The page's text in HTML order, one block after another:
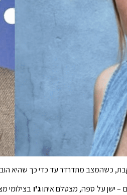
כשהמצב מתדרדר עד כדי כך שהיא
– ישן על ספה, מצטלם איתוג'ובצילומי